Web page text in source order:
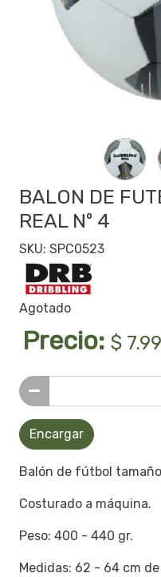
BALON DE
REAL Nº 4
SKU: SPC0523
Agotado
Precio: $
Encargar
Balón de fútbol
Costurado a máquina.
Peso: 400 - 440 gr.
Medidas: 62 - 64 cm